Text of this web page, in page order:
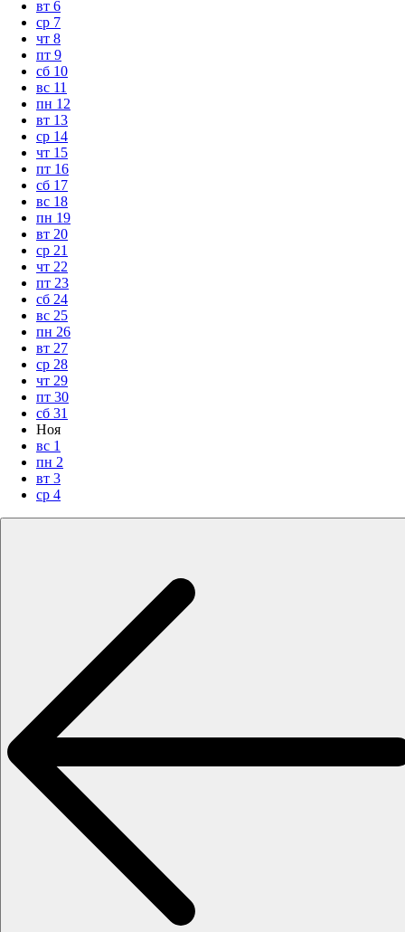
вт 6
ср 7
чт 8
пт 9
сб 10
вс 11
пн 12
вт 13
ср 14
чт 15
пт 16
сб 17
вс 18
пн 19
вт 20
ср 21
чт 22
пт 23
сб 24
вс 25
пн 26
вт 27
ср 28
чт 29
пт 30
сб 31
Ноя
вс 1
пн 2
вт 3
ср 4